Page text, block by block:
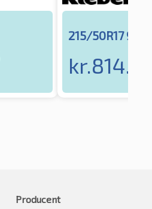
215/50R17 91W
kr.
Producent